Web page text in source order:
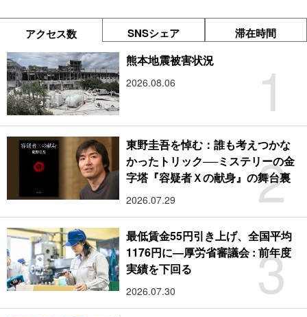
アクセス数 SNSシェア 滞在時間
1
熊本地震被害状況
2026.08.06
2
東野圭吾を悼む：誰も考えつかな
かったトリック──ミステリーの金
字塔『容疑者Ｘの献身』の舞台裏
2026.07.29
3
最低賃金55円引き上げ、全国平均
1176円に―厚労省審議会 : 前年度
実績を下回る
2026.07.30